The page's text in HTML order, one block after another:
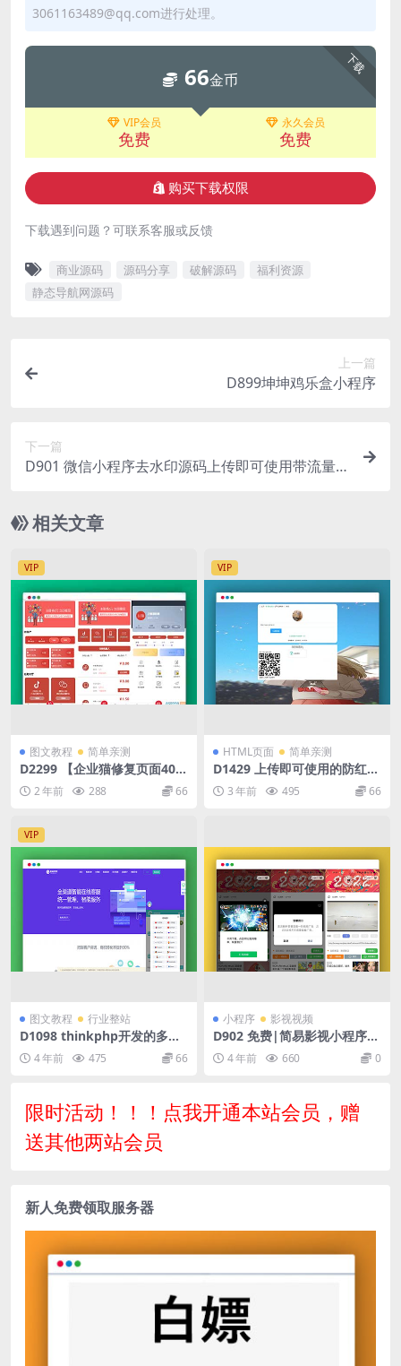
3061163489@qq.com进行处理。
下载
66金币
VIP会员
免费
永久会员
免费
购买下载权限
下载遇到问题？可联系客服或反馈
商业源码 源码分享 破解源码
福利资源
静态导航网源码
上一篇
D899坤坤鸡乐盒小程序
下一篇
D901 微信小程序去水印源码上传即可使用带流量
相关文章
VIP
图文教程 简单亲测
D2299 【企业猫修复页面404
版】抖音分级会员制度 在线点
赞任务 发布接单运营平台 PH
P网站源码
2 年前 288 66
VIP
HTML页面 简单亲测
D1429 上传即可使用的防红短
链接系统源码
3 年前 495 66
VIP
图文教程 行业整站
D1098 thinkphp开发的多语
言在线智能客服源码
4 年前 475 66
小程序 影视视频
D902 免费|简易影视小程序v
1.0.1版本新增过审功能源码免
费下载
4 年前 660 0
限时活动！！！点我开通本站会员，赠
送其他两站会员
新人免费领取服务器